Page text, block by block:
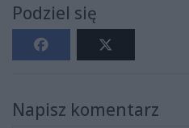
Podziel się
Napisz komentarz